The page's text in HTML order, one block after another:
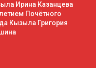
Ирина Казанцева
Почётного
Кызыла Григория